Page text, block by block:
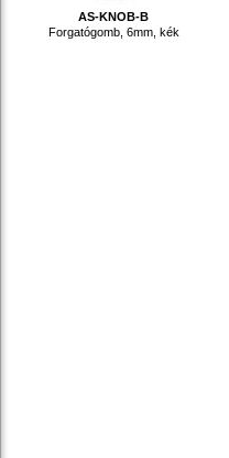
AS-KNOB-B
Forgatógomb, 6mm, kék